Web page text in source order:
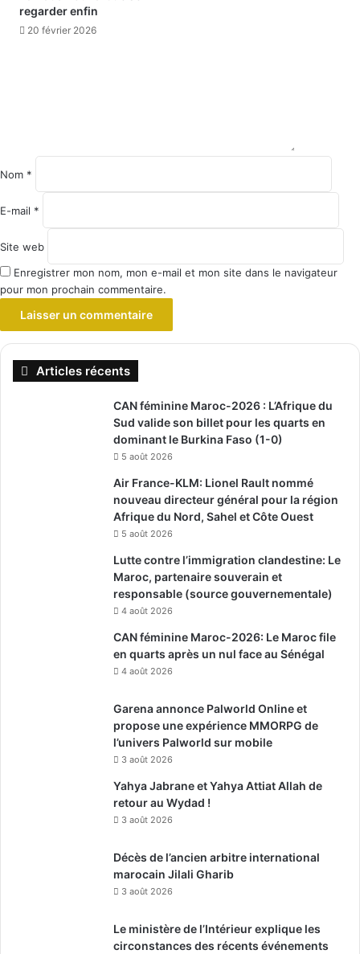
regarder enfin
20 février 2026
Nom *
E-mail *
Site web
Enregistrer mon nom, mon e-mail et mon site dans le navigateur
pour mon prochain commentaire.
Articles récents
CAN féminine Maroc-2026 : L’Afrique du
Sud valide son billet pour les quarts en
dominant le Burkina Faso (1-0)
5 août 2026
Air France-KLM: Lionel Rault nommé
nouveau directeur général pour la région
Afrique du Nord, Sahel et Côte Ouest
5 août 2026
Lutte contre l’immigration clandestine: Le
Maroc, partenaire souverain et
responsable (source gouvernementale)
4 août 2026
CAN féminine Maroc-2026: Le Maroc file
en quarts après un nul face au Sénégal
4 août 2026
Garena annonce Palworld Online et
propose une expérience MMORPG de
l’univers Palworld sur mobile
3 août 2026
Yahya Jabrane et Yahya Attiat Allah de
retour au Wydad !
3 août 2026
Décès de l’ancien arbitre international
marocain Jilali Gharib
3 août 2026
Le ministère de l’Intérieur explique les
circonstances des récents événements